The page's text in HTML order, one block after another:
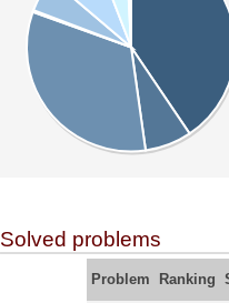
Solved problems
Problem Ranking